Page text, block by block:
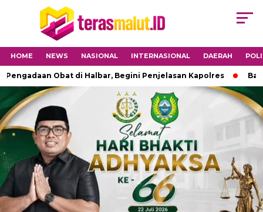
HOME NEWS NASIONAL INTERNASIONAL DAERAH
Obat di Halbar, Begini Penjelasan Kapolres